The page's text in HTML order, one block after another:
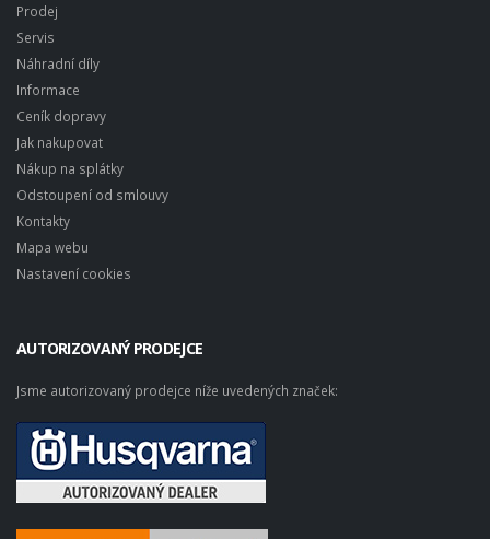
Prodej
Servis
Náhradní díly
Informace
Ceník dopravy
Jak nakupovat
Nákup na splátky
Odstoupení od smlouvy
Kontakty
Mapa webu
Nastavení cookies
AUTORIZOVANÝ PRODEJCE
Jsme autorizovaný prodejce níže uvedených značek: